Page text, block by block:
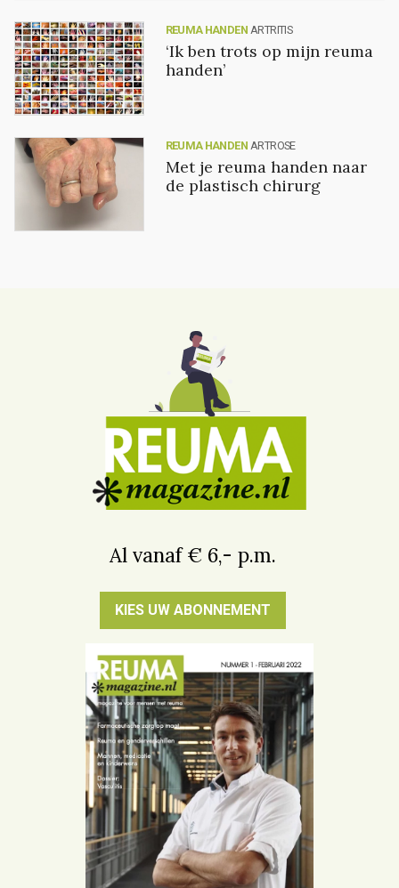
REUMA HANDEN ARTRITIS
‘Ik ben trots op mijn reuma
handen’
REUMA HANDEN ARTROSE
Met je reuma handen naar
de plastisch chirurg
Al vanaf € 6,- p.m.
KIES UW ABONNEMENT